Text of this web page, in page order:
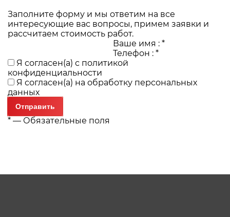
Заполните форму и мы ответим на все
интересующие вас вопросы, примем заявки и
рассчитаем стоимость работ.
Ваше имя : *
Телефон : *
Я согласен(а) с политикой
конфиденциальности
Я согласен(а) на обработку персональных
данных
* — Обязательные поля